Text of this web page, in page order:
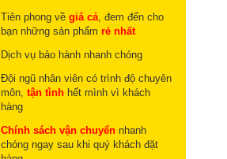
Tiên phong vềgiá cả, đem đến cho
bạn những sản phẩmrẻ nhất
Dịch vụ bảo hành nhanh chóng
Đội ngũ nhân viên có trình độ chuyên
môn,tận tình hết mình vì khách
hàng
Chính sách vận chuyển nhanh
chóng ngay sau khi quý khách đặt